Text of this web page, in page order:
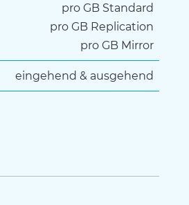
pro GB Standard
pro GB Replication
pro GB Mirror
eingehend & ausgehend